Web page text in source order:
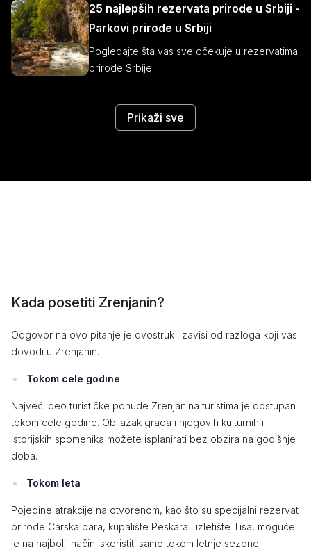
25 najlepših rezervata prirode u Srbiji -
Parkovi prirode u Srbiji
Pogledajte šta vas sve očekuje u rezervatima
prirode Srbije.
Prikaži sve
Kada posetiti Zrenjanin?
Odgovor na ovo pitanje je dvostruk i zavisi od razloga koji vas
dovodi u Zrenjanin.
Tokom cele godine
Najveći deo turističke ponude Zrenjanina turistima je dostupan
tokom cele godine. Obilazak grada i njegovih kulturnih i
istorijskih spomenika možete isplanirati bez obzira na godišnje
doba.
Tokom leta
Pojedine atrakcije na otvorenom, kao što su specijalni rezervat
prirode Carska bara, kupalište Peskara i izletište Tisa, moguće
je na najbolji način iskoristiti samo tokom letnje sezone.